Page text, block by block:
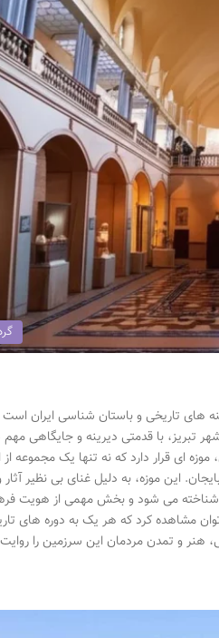
های تاریخی و باستان شناسی ایران
تبریز، با قدمتی دیرینه و جایگاهی
ای قرار دارد که نه تنها یک مجموعه از
این موزه، به دلیل غنای بی نظیر
شناخته می شود و بخش مهمی از هویت
مشاهده کرد که هر یک به دوره های
هنر و تمدن مردمان این سرزمین را